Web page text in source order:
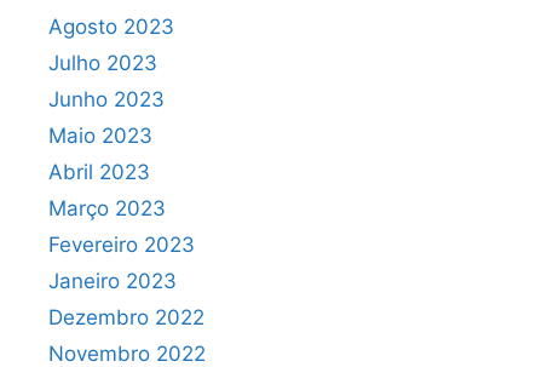
Agosto 2023
Julho 2023
Junho 2023
Maio 2023
Abril 2023
Março 2023
Fevereiro 2023
Janeiro 2023
Dezembro 2022
Novembro 2022